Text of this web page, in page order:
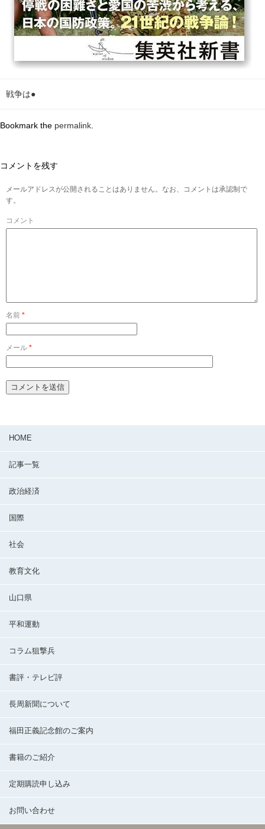
戦争は●
Bookmark the permalink
コメントを残す
メールアドレスが公開されることはありません。なお、コメントは承認制で
す。
コメント
名前 *
メール *
HOME
記事一覧
政治経済
国際
社会
教育文化
山口県
平和運動
コラム狙撃兵
書評・テレビ評
長周新聞について
福田正義記念館のご案内
書籍のご紹介
定期購読申し込み
お問い合わせ